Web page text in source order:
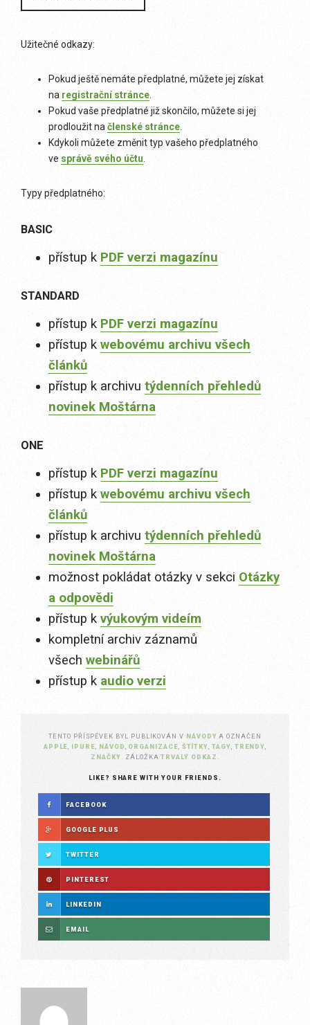
Užitečné odkazy:
Pokud ještě nemáte předplatné, můžete jej získat
na registrační stránce
Pokud vaše předplatné již skončilo, můžete si jej
prodloužit na členské stránce
Kdykoli můžete změnit typ vašeho předplatného
ve správě svého účtu
Typy předplatného:
BASIC
přístup k PDF verzi magazínu
STANDARD
přístup k PDF verzi magazínu
přístup k webovému archivu všech
článků
přístup k archivu týdenních přehledů
novinek Moštárna
ONE
přístup k PDF verzi magazínu
přístup k webovému archivu všech
článků
přístup k archivu týdenních přehledů
novinek Moštárna
možnost pokládat otázky v sekci Otázky
a odpovědi
přístup k výukovým videím
kompletní archiv záznamů
všech webinářů
přístup k audio verzi
TENTO PŘÍSPĚVEK BYL PUBLIKOVÁN V NÁVODY A OZNAČEN
APPLE
IPURE NÁVOD ORGANIZACE ŠTÍTKY ,TAGY TRENDY
ZNAČKY . ZÁLOŽKATRVALÝ ODKAZ
LIKE? SHARE WITH YOUR FRIENDS.
FACEBOOK
GOOGLE PLUS
TWITTER
PINTEREST
LINKEDIN
EMAIL